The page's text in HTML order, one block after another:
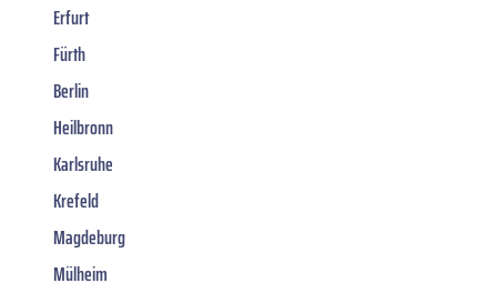
Erfurt
Fürth
Berlin
Heilbronn
Karlsruhe
Krefeld
Magdeburg
Mülheim